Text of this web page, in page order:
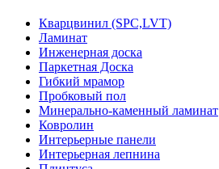
Кварцвинил (SPC,LVT)
Ламинат
Инженерная доска
Паркетная Доска
Гибкий мрамор
Пробковый пол
Минерально-каменный ламинат
Ковролин
Интерьерные панели
Интерьерная лепнина